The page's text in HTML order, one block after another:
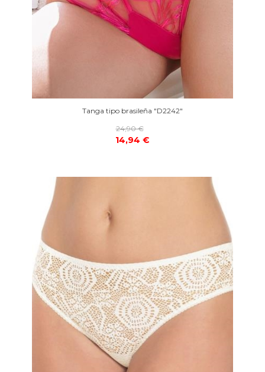
Tanga tipo brasileña "D2242"
24,90 €
14,94 €